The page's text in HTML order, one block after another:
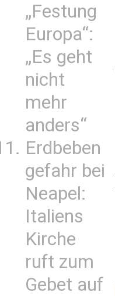
„Festung
Europa“:
„Es geht
nicht
mehr
anders“
Erdbeben
gefahr bei
Neapel:
Italiens
Kirche
ruft zum
Gebet auf